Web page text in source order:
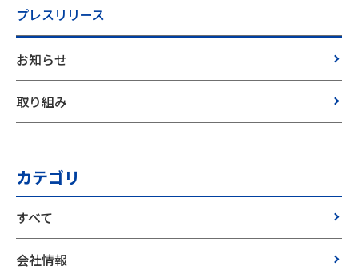
プレスリリース
お知らせ
取り組み
カテゴリ
すべて
会社情報